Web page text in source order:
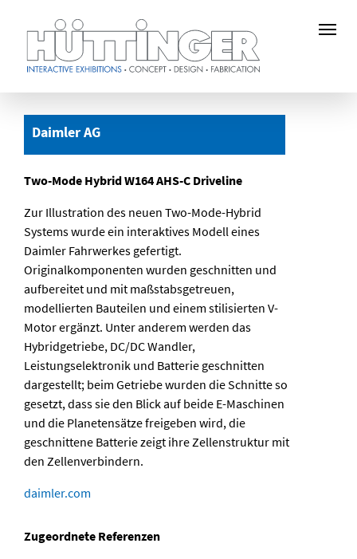
springenDaimler AG
Two-Mode Hybrid W164 AHS-C Driveline
Zur Illustration des neuen Two-Mode-Hybrid
Systems wurde ein interaktives Modell eines
Daimler Fahrwerkes gefertigt.
Originalkomponenten wurden geschnitten und
aufbereitet und mit maßstabsgetreuen,
modellierten Bauteilen und einem stilisierten V-
Motor ergänzt. Unter anderem werden das
Hybridgetriebe, DC/DC Wandler,
Leistungselektronik und Batterie geschnitten
dargestellt; beim Getriebe wurden die Schnitte so
gesetzt, dass sie den Blick auf beide E-Maschinen
und die Planetensätze freigeben wird, die
geschnittene Batterie zeigt ihre Zellenstruktur mit
den Zellenverbindern.
daimler.com
Zugeordnete Referenzen